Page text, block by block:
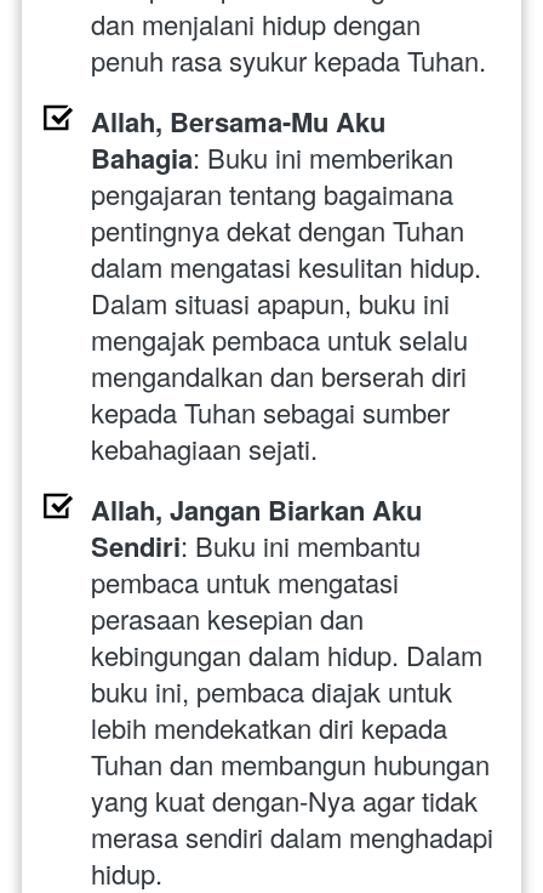
dan menjalani hidup dengan
penuh rasa syukur kepada Tuhan.
Allah, Bersama-Mu Aku
Bahagia: Buku ini memberikan
pengajaran tentang bagaimana
pentingnya dekat dengan Tuhan
dalam mengatasi kesulitan hidup.
Dalam situasi apapun, buku ini
mengajak pembaca untuk selalu
mengandalkan dan berserah diri
kepada Tuhan sebagai sumber
kebahagiaan sejati.
Allah, Jangan Biarkan Aku
Sendiri: Buku ini membantu
pembaca untuk mengatasi
perasaan kesepian dan
kebingungan dalam hidup. Dalam
buku ini, pembaca diajak untuk
lebih mendekatkan diri kepada
Tuhan dan membangun hubungan
yang kuat dengan-Nya agar tidak
merasa sendiri dalam menghadapi
hidup.